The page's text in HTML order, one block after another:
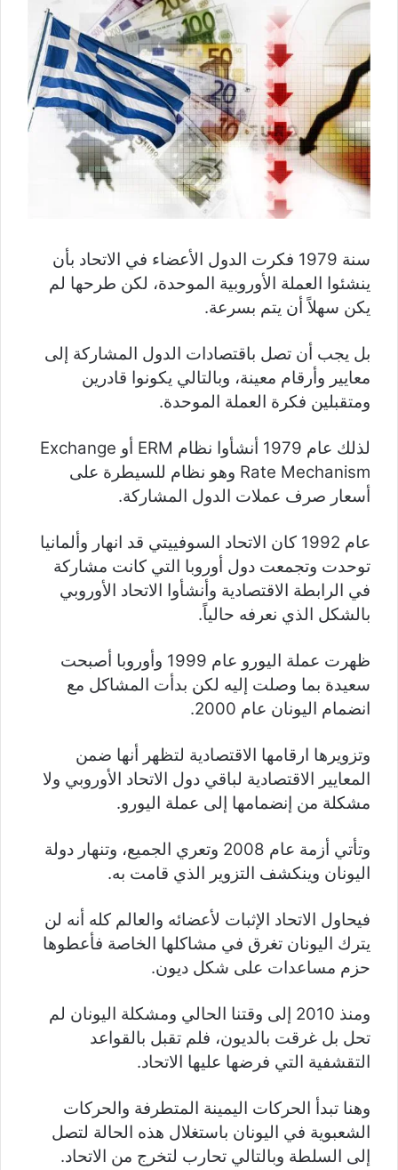
سنة 1979 فكرت الدول الأعضاء في الاتحاد بأن
ينشئوا العملة الأوروبية الموحدة، لكن طرحها لم
يكن سهلاً أن يتم بسرعة.
بل يجب أن تصل باقتصادات الدول المشاركة إلى
معايير وأرقام معينة، وبالتالي يكونوا قادرين
ومتقبلين فكرة العملة الموحدة.
لذلك عام 1979 أنشأوا نظام ERM أو Exchange
Rate Mechanism وهو نظام للسيطرة على
أسعار صرف عملات الدول المشاركة.
عام 1992 كان الاتحاد السوفييتي قد انهار وألمانيا
توحدت وتجمعت دول أوروبا التي كانت مشاركة
في الرابطة الاقتصادية وأنشأوا الاتحاد الأوروبي
بالشكل الذي نعرفه حالياً.
ظهرت عملة اليورو عام 1999 وأوروبا أصبحت
سعيدة بما وصلت إليه لكن بدأت المشاكل مع
انضمام اليونان عام 2000.
وتزويرها ارقامها الاقتصادية لتظهر أنها ضمن
المعايير الاقتصادية لباقي دول الاتحاد الأوروبي ولا
مشكلة من إنضمامها إلى عملة اليورو.
وتأتي أزمة عام 2008 وتعري الجميع، وتنهار دولة
اليونان وينكشف التزوير الذي قامت به.
فيحاول الاتحاد الإثبات لأعضائه والعالم كله أنه لن
يترك اليونان تغرق في مشاكلها الخاصة فأعطوها
حزم مساعدات على شكل ديون.
ومنذ 2010 إلى وقتنا الحالي ومشكلة اليونان لم
تحل بل غرقت بالديون، فلم تقبل بالقواعد
التقشفية التي فرضها عليها الاتحاد.
وهنا تبدأ الحركات اليمينة المتطرفة والحركات
الشعبوية في اليونان باستغلال هذه الحالة لتصل
إلى السلطة وبالتالي تحارب لتخرج من الاتحاد.